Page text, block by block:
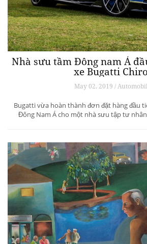
Nhà sưu tầm Đông nam Á
xe Bugatti
May 02, 2019 /
Bugatti vừa hoàn thành đơn đặt hàng đầu
Đông Nam Á cho một nhà sưu tập tư